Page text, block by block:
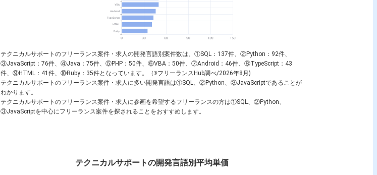
テクニカルサポートのフリーランス案件・求人の開発言語別案件数は、①SQL：137件、②Python ：92件、
③JavaScript：76件、④Java ：75件、⑤PHP：50件、⑥VBA：50件、⑦Android ：46件、⑧TypeScript：43
件、⑨HTML：41件、⑩Ruby：35件となっています。（※フリーランスHub調べ/2026年8月)
テクニカルサポートのフリーランス案件・求人に多い開発言語は①SQL、②Python、③JavaScriptであることが
わかります。
テクニカルサポートのフリーランス案件・求人に参画を希望するフリーランスの方は①SQL、②Python、
③JavaScriptを中心にフリーランス案件を探されることをおすすめします。
テクニカルサポートの開発言語別平均単価